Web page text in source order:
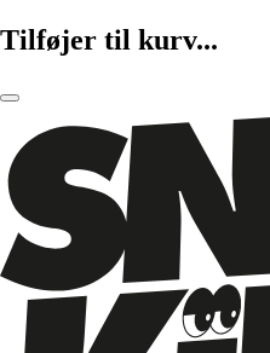
Tilføjer til kurv...